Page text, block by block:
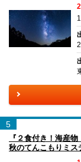
5
『２食付き！海産
秋のてんこもりミ